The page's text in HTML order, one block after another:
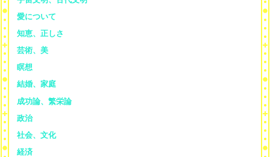
愛について
知恵、正しさ
芸術、美
瞑想
結婚、家庭
成功論、繁栄論
政治
社会、文化
経済